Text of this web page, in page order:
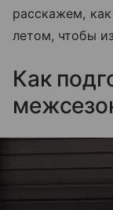
расскажем,
летом, чтобы
Как